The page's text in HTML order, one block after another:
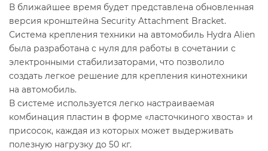
В ближайшее время будет представлена обновленная
версия кронштейна Security Attachment Bracket.
Система крепления техники на автомобиль Hydra Alien
была разработана с нуля для работы в сочетании с
электронными стабилизаторами, что позволило
создать легкое решение для крепления кинотехники
на автомобиль.
В системе используется легко настраиваемая
комбинация пластин в форме «ласточкиного хвоста» и
присосок, каждая из которых может выдерживать
полезную нагрузку до 50 кг.